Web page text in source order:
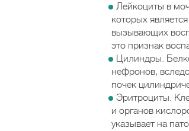
Лейкоциты в
которых
вызывающих
это признак
Цилиндры.
нефронов,
почек
Эритроциты.
и органов
указывает на